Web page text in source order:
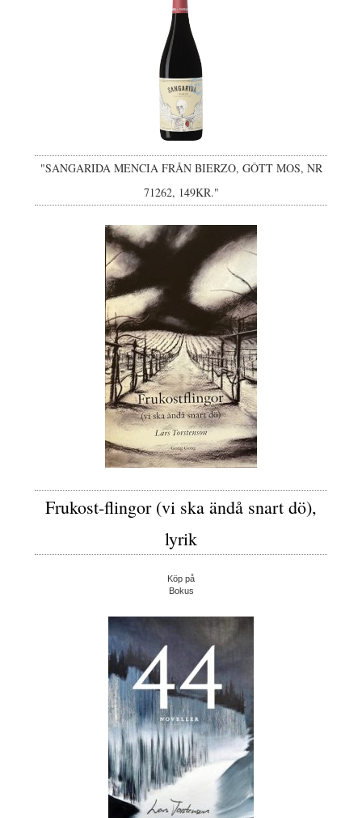
"SANGARIDA MENCIA FRÅN BIERZO, GÔTT MOS, NR
71262, 149KR."
Frukost-flingor (vi ska ändå snart dö),
lyrik
Köp på
Bokus